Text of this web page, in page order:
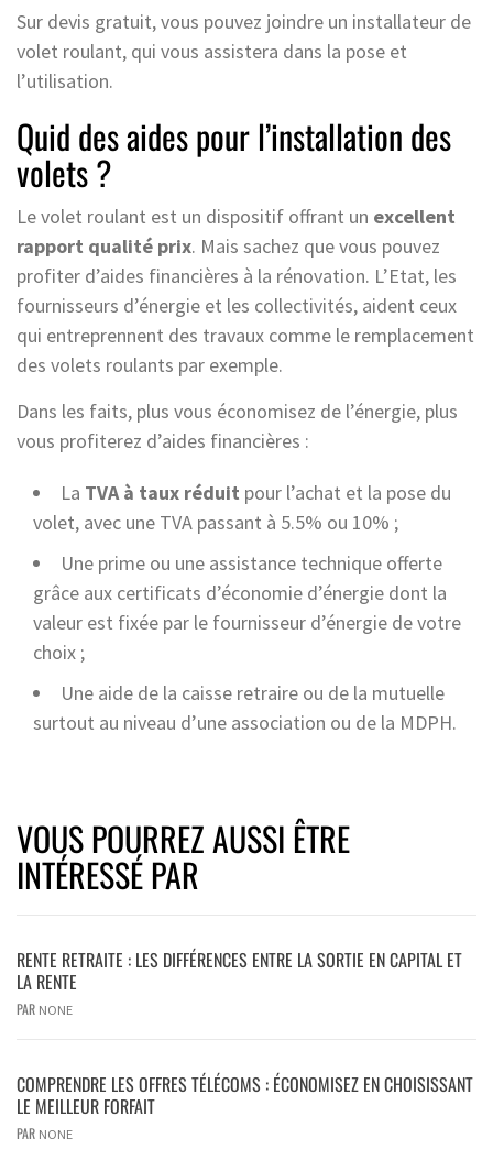
Sur devis gratuit, vous pouvez joindre un installateur de
volet roulant, qui vous assistera dans la pose et
l’utilisation.
Quid des aides pour l’installation des
volets ?
Le volet roulant est un dispositif offrant un excellent
rapport qualité prix. Mais sachez que vous pouvez
profiter d’aides financières à la rénovation. L’Etat, les
fournisseurs d’énergie et les collectivités, aident ceux
qui entreprennent des travaux comme le remplacement
des volets roulants par exemple.
Dans les faits, plus vous économisez de l’énergie, plus
vous profiterez d’aides financières :
La TVA à taux réduit pour l’achat et la pose du
volet, avec une TVA passant à 5.5% ou 10% ;
Une prime ou une assistance technique offerte
grâce aux certificats d’économie d’énergie dont la
valeur est fixée par le fournisseur d’énergie de votre
choix ;
Une aide de la caisse retraire ou de la mutuelle
surtout au niveau d’une association ou de la MDPH.
VOUS POURREZ AUSSI ÊTRE
INTÉRESSÉ PAR
RENTE RETRAITE : LES DIFFÉRENCES ENTRE LA SORTIE EN CAPITAL ET
LA RENTE
PAR NONE
COMPRENDRE LES OFFRES TÉLÉCOMS : ÉCONOMISEZ EN CHOISISSANT
LE MEILLEUR FORFAIT
PAR NONE